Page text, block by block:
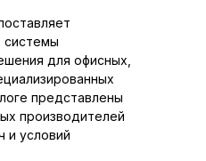
системы
для офисных,
представлены
производителей
и условий